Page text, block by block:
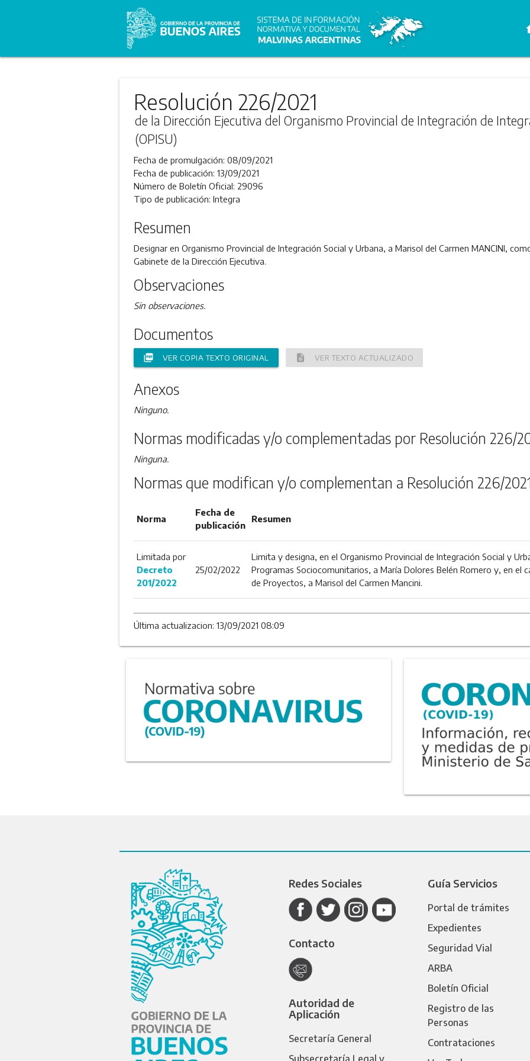
Resolución 226/2021
de la Dirección Ejecutiva del Organismo Provincial de Integración de
(OPISU)
Fecha de promulgación: 08/09/2021
Fecha de publicación: 13/09/2021
Número de Boletín Oficial: 29096
Tipo de publicación: Integra
Resumen
Designar en Organismo Provincial de Integración Social y Urbana, a Marisol del Carmen MANCINI,
Gabinete de la Dirección Ejecutiva.
Observaciones
Sin observaciones.
Documentos
picture_as_pdf VER COPIA TEXTO ORIGINAL description VER TEXTO ACTUALIZADO
Anexos
Ninguno.
Normas modificadas y/o complementadas por Resolución 226/
Ninguna.
Normas que modifican y/o complementan a Resolución 226/
Norma
Fecha de
publicación
Resumen
Limitada por
Decreto
201/2022
25/02/2022
Limita y designa, en el Organismo Provincial de Integración Social y
Programas Sociocomunitarios, a María Dolores Belén Romero y, en el
de Proyectos, a Marisol del Carmen Mancini.
Última actualizacion: 13/09/2021 08:09
Redes Sociales
Contacto
Autoridad de
Aplicación
Secretaría General
Subsecretaría Legal y
Guía Servicios
Portal de trámites
Expedientes
Seguridad Vial
ARBA
Boletín Oficial
Registro de las
Personas
Contrataciones